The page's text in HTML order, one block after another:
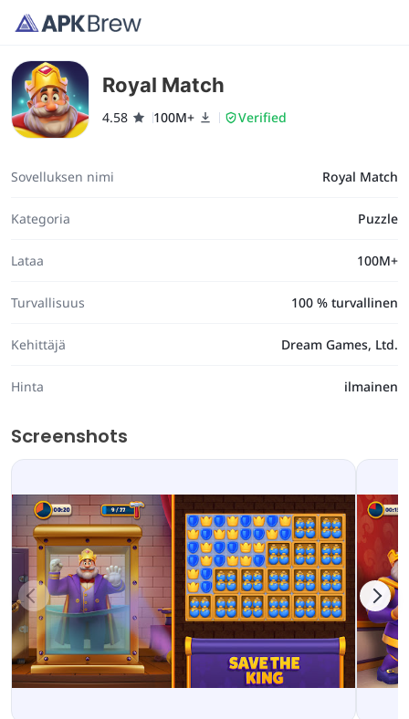
Royal Match
4.58 100M+ Verified
Sovelluksen nimi Royal Match
Kategoria Puzzle
Lataa 100M+
Turvallisuus 100 % turvallinen
Kehittäjä Dream Games, Ltd.
Hinta ilmainen
Screenshots